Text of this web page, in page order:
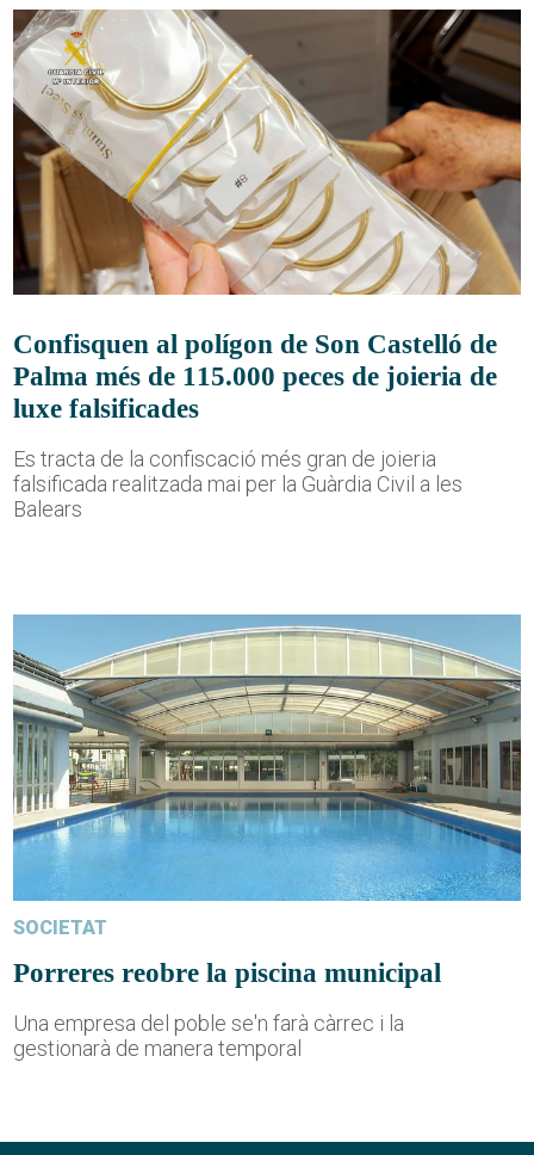
Confisquen al polígon de Son Castelló de
Palma més de 115.000 peces de joieria de
luxe falsificades
Es tracta de la confiscació més gran de joieria
falsificada realitzada mai per la Guàrdia Civil a les
Balears
SOCIETAT
Porreres reobre la piscina municipal
Una empresa del poble se'n farà càrrec i la
gestionarà de manera temporal